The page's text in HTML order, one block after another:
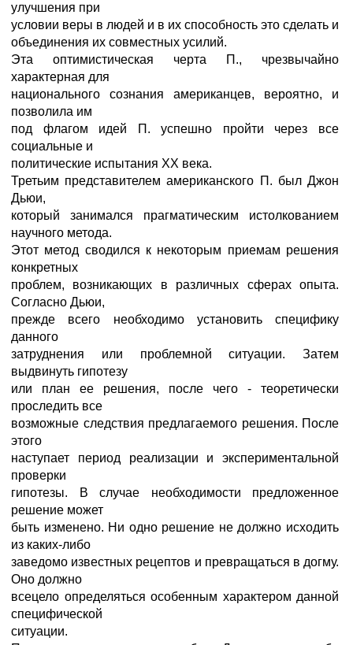
улучшения при
условии веры в людей и в их способность это сделать и
объединения их совместных усилий.
Эта оптимистическая черта П., чрезвычайно
характерная для
национального сознания американцев, вероятно, и
позволила им
под флагом идей П. успешно пройти через все
социальные и
политические испытания ХХ века.
Третьим представителем американского П. был Джон
Дьюи,
который занимался прагматическим истолкованием
научного метода.
Этот метод сводился к некоторым приемам решения
конкретных
проблем, возникающих в различных сферах опыта.
Согласно Дьюи,
прежде всего необходимо установить специфику
данного
затруднения или проблемной ситуации. Затем
выдвинуть гипотезу
или план ее решения, после чего - теоретически
проследить все
возможные следствия предлагаемого решения. После
этого
наступает период реализации и экспериментальной
проверки
гипотезы. В случае необходимости предложенное
решение может
быть изменено. Ни одно решение не должно исходить
из каких-либо
заведомо известных рецептов и превращаться в догму.
Оно должно
всецело определяться особенным характером данной
специфической
ситуации.